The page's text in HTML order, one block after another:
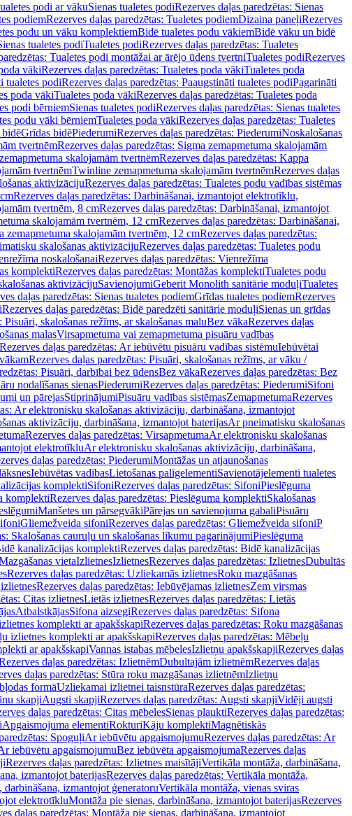
podi ar vākuSienas tualetes podiRezerves daļas paredzētas: Sienas
podiemRezerves daļas paredzētas: Tualetes podiemDizaina paneļiRezerves
podu un vāku komplektiemBidē tualetes podu vākiemBidē vāku un bidē
tualetes podiTualetes podiRezerves daļas paredzētas: Tualetes
Tualetes podi montāžai ar ārējo ūdens tvertniTualetes podiRezerves
vākiRezerves daļas paredzētas: Tualetes poda vākiTualetes poda
tualetes podiRezerves daļas paredzētas: Paaugstināti tualetes podiPagarināti
poda vākiTualetes poda vākiRezerves daļas paredzētas: Tualetes poda
podi bērniemSienas tualetes podiRezerves daļas paredzētas: Sienas tualetes
podu vāki bērniemTualetes poda vākiRezerves daļas paredzētas: Tualetes
bidēGrīdas bidēPiederumiRezerves daļas paredzētas: PiederumiNoskalošanas
tvertnēmRezerves daļas paredzētas: Sigma zemapmetuma skalojamām
skalojamām tvertnēmRezerves daļas paredzētas: Kappa
tvertnēmTwinline zemapmetuma skalojamām tvertnēmRezerves daļas
aktivizācijuRezerves daļas paredzētas: Tualetes podu vadības sistēmas
Rezerves daļas paredzētas: Darbināšanai, izmantojot elektrotīklu,
tvertnēm, 8 cmRezerves daļas paredzētas: Darbināšanai, izmantojot
skalojamām tvertnēm, 12 cmRezerves daļas paredzētas: Darbināšanai,
skalojamām tvertnēm, 12 cmRezerves daļas paredzētas:
skalošanas aktivizācijuRezerves daļas paredzētas: Tualetes podu
noskalošanaiRezerves daļas paredzētas: Vienrežīma
komplektiRezerves daļas paredzētas: Montāžas komplektiTualetes podu
aktivizācijuSavienojumiGeberit Monolith sanitārie moduļiTualetes
daļas paredzētas: Sienas tualetes podiemGrīdas tualetes podiemRezerves
Rezerves daļas paredzētas: Bidē paredzēti sanitārie moduļiSienas un grīdas
Pisuāri, skalošanas režīms, ar skalošanas maluBez vākaRezerves daļas
malasVirsapmetuma vai zemapmetuma pisuāru vadības
Rezerves daļas paredzētas: Ar iebūvētu pisuāru vadības sistēmuIebūvētai
Rezerves daļas paredzētas: Pisuāri, skalošanas režīms, ar vāku /
Pisuāri, darbībai bez ūdensBez vākaRezerves daļas paredzētas: Bez
nodalīšanas sienasPiederumiRezerves daļas paredzētas: PiederumiSifoni
un pārejasStiprinājumiPisuāru vadības sistēmasZemapmetumaRezerves
Ar elektronisku skalošanas aktivizāciju, darbināšana, izmantojot
aktivizāciju, darbināšana, izmantojot baterijasAr pneimatisku skalošanas
Rezerves daļas paredzētas: VirsapmetumaAr elektronisku skalošanas
elektrotīkluAr elektronisku skalošanas aktivizāciju, darbināšana,
daļas paredzētas: PiederumiMontāžas un atjaunošanas
Iebūvētas vadībasLietošanas palīgelementiSavienotājelementi tualetes
komplektiSifoniRezerves daļas paredzētas: SifoniPieslēguma
komplektiRezerves daļas paredzētas: Pieslēguma komplektiSkalošanas
Manšetes un pārsegvākiPārejas un savienojuma gabaliPisuāru
Gliemežveida sifoniRezerves daļas paredzētas: Gliemežveida sifoniP
Skalošanas cauruļu un skalošanas līkumu pagarinājumiPieslēguma
kanalizācijas komplektiRezerves daļas paredzētas: Bidē kanalizācijas
vietaIzlietnesIzlietnesRezerves daļas paredzētas: IzlietnesDubultās
Rezerves daļas paredzētas: Uzliekamās izlietnesRoku mazgāšanas
Rezerves daļas paredzētas: Iebūvējamas izlietnesZem virsmas
Citas izlietnesLietās izlietnesRezerves daļas paredzētas: Lietās
AtbalstkājasSifona aizsegiRezerves daļas paredzētas: Sifona
komplekti ar apakšskapiRezerves daļas paredzētas: Roku mazgāšanas
izlietnes komplekti ar apakšskapiRezerves daļas paredzētas: Mēbeļu
ar apakšskapiVannas istabas mēbelesIzlietņu apakšskapjiRezerves daļas
daļas paredzētas: IzlietnēmDubultajām izlietnēmRezerves daļas
daļas paredzētas: Stūra roku mazgāšanas izlietnēmIzlietņu
formāUzliekamai izlietnei taisnstūraRezerves daļas paredzētas:
skapjiAugsti skapjiRezerves daļas paredzētas: Augsti skapjiVidēji augsti
daļas paredzētas: Citas mēbelesSienas plauktiRezerves daļas paredzētas:
Apgaismojuma elementiRokturiKāju komplektiMagnētiskās
SpoguļiAr iebūvētu apgaismojumuRezerves daļas paredzētas: Ar
iebūvētu apgaismojumuBez iebūvēta apgaismojumaRezerves daļas
Rezerves daļas paredzētas: Izlietnes maisītājiVertikāla montāža, darbināšana,
izmantojot baterijasRezerves daļas paredzētas: Vertikāla montāža,
darbināšana, izmantojot ģeneratoruVertikāla montāža, vienas sviras
elektrotīkluMontāža pie sienas, darbināšana, izmantojot baterijasRezerves
daļas paredzētas: Montāža pie sienas, darbināšana, izmantojot